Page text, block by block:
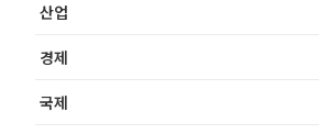
산업
경제
국제